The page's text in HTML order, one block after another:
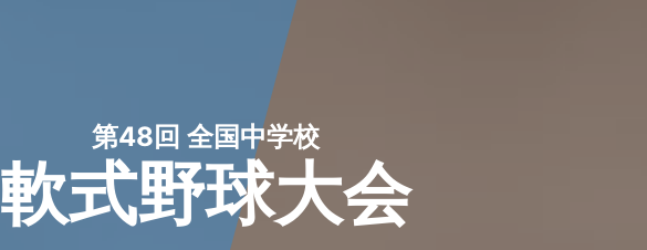
第48回 全国中学校
軟式野球大会